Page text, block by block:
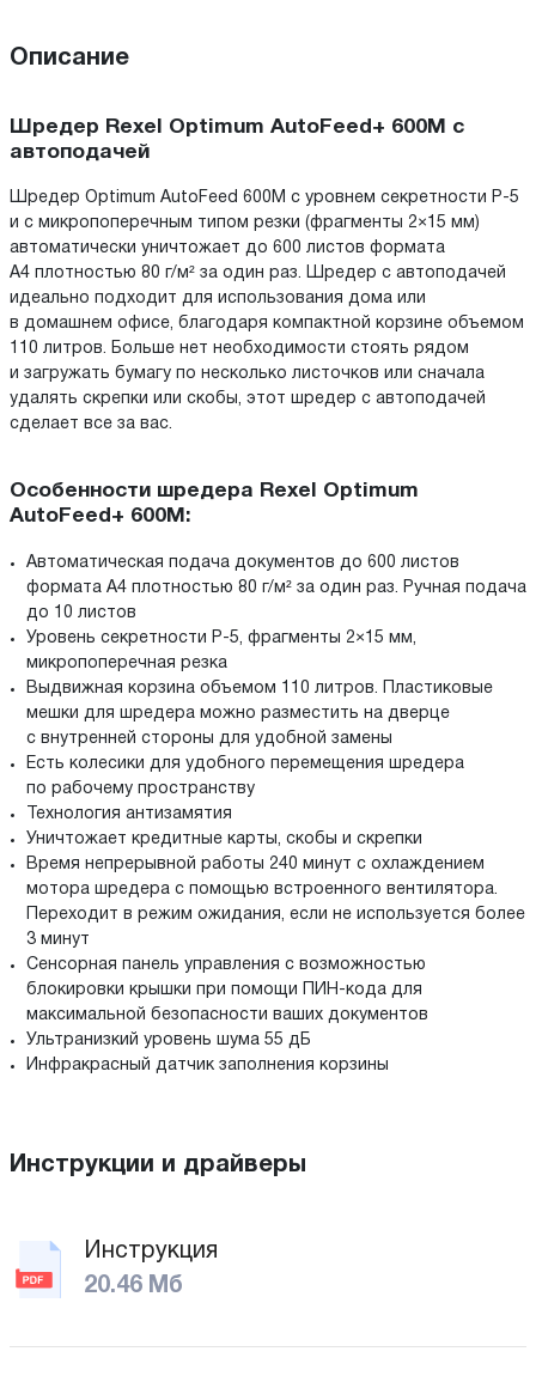
Описание
Шредер Rexel Optimum AutoFeed+ 600M с
автоподачей
Шредер Optimum AutoFeed 600M с уровнем секретности P-5
и с микропоперечным типом резки (фрагменты 2×15 мм)
автоматически уничтожает до 600 листов формата
А4 плотностью 80 г/м² за один раз. Шредер с автоподачей
идеально подходит для использования дома или
в домашнем офисе, благодаря компактной корзине объемом
110 литров. Больше нет необходимости стоять рядом
и загружать бумагу по несколько листочков или сначала
удалять скрепки или скобы, этот шредер с автоподачей
сделает все за вас.
Особенности шредера Rexel Optimum
AutoFeed+ 600M:
Автоматическая подача документов до 600 листов
формата А4 плотностью 80 г/м² за один раз. Ручная подача
до 10 листов
Уровень секретности P-5, фрагменты 2×15 мм,
микропоперечная резка
Выдвижная корзина объемом 110 литров. Пластиковые
мешки для шредера можно разместить на дверце
с внутренней стороны для удобной замены
Есть колесики для удобного перемещения шредера
по рабочему пространству
Технология антизамятия
Уничтожает кредитные карты, скобы и скрепки
Время непрерывной работы 240 минут с охлаждением
мотора шредера с помощью встроенного вентилятора.
Переходит в режим ожидания, если не используется более
3 минут
Сенсорная панель управления с возможностью
блокировки крышки при помощи ПИН-кода для
максимальной безопасности ваших документов
Ультранизкий уровень шума 55 дБ
Инфракрасный датчик заполнения корзины
Инструкции и драйверы
Инструкция
20.46 Мб